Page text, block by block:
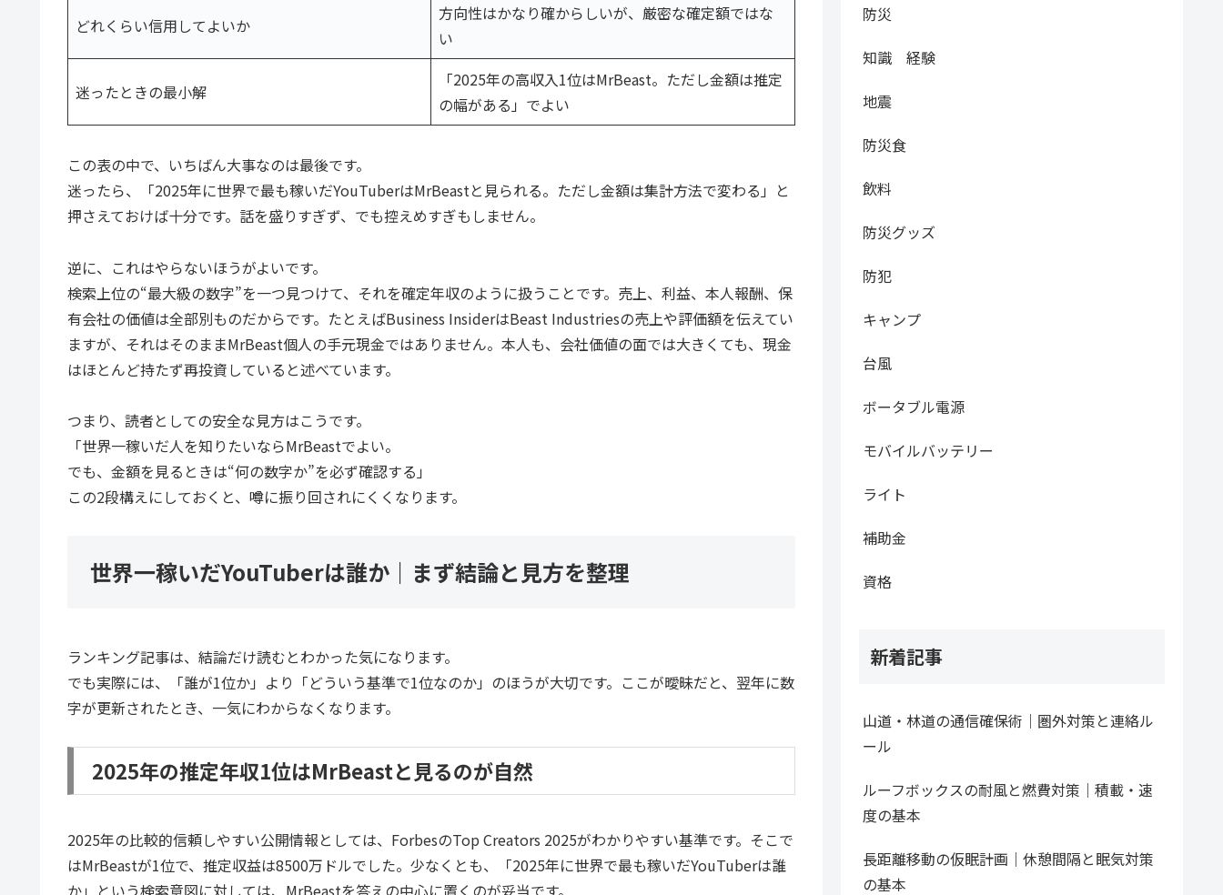
どれくらい信用してよいか
方向性はかなり確からしいが、厳密な確定額ではな
い
迷ったときの最小解
「2025年の高収入1位はMrBeast。ただし金額は推定
の幅がある」でよい
この表の中で、いちばん大事なのは最後です。
迷ったら、「2025年に世界で最も稼いだYouTuberはMrBeastと見られる。ただし金額は集計方法で変わる」と
押さえておけば十分です。話を盛りすぎず、でも控えめすぎもしません。
逆に、これはやらないほうがよいです。
検索上位の“最大級の数字”を一つ見つけて、それを確定年収のように扱うことです。売上、利益、本人報酬、保
有会社の価値は全部別ものだからです。たとえばBusiness InsiderはBeast Industriesの売上や評価額を伝えてい
ますが、それはそのままMrBeast個人の手元現金ではありません。本人も、会社価値の面では大きくても、現金
はほとんど持たず再投資していると述べています。
つまり、読者としての安全な見方はこうです。
「世界一稼いだ人を知りたいならMrBeastでよい。
でも、金額を見るときは“何の数字か”を必ず確認する」
この2段構えにしておくと、噂に振り回されにくくなります。
世界一稼いだYouTuberは誰か｜まず結論と見方を整理
ランキング記事は、結論だけ読むとわかった気になります。
でも実際には、「誰が1位か」より「どういう基準で1位なのか」のほうが大切です。ここが曖昧だと、翌年に数
字が更新されたとき、一気にわからなくなります。
2025年の推定年収1位はMrBeastと見るのが自然
2025年の比較的信頼しやすい公開情報としては、ForbesのTop Creators 2025がわかりやすい基準です。そこで
はMrBeastが1位で、推定収益は8500万ドルでした。少なくとも、「2025年に世界で最も稼いだYouTuberは誰
防災
知識 経験
地震
防災食
飲料
防災グッズ
防犯
キャンプ
台風
ボータブル電源
モバイルバッテリー
ライト
補助金
資格
新着記事
山道・林道の通信確保術｜圏外対策と連絡ル
ール
ルーフボックスの耐風と燃費対策｜積載・速
度の基本
長距離移動の仮眠計画｜休憩間隔と眠気対策
の基本